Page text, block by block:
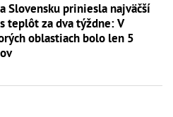
Slovensku priniesla najväčší
teplôt za dva týždne: V
oblastiach bolo len 5